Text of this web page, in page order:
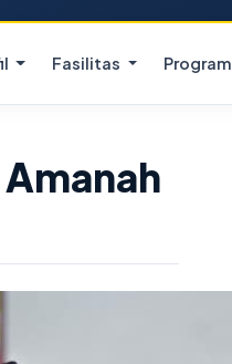
Fasilitas Program